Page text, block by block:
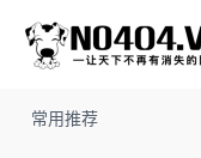
常用推荐